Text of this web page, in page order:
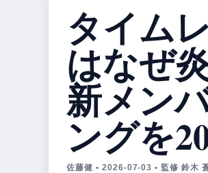
タイム
はなぜ
新メン
ングを
佐藤健 • 2026-07-03 • 監修 鈴木